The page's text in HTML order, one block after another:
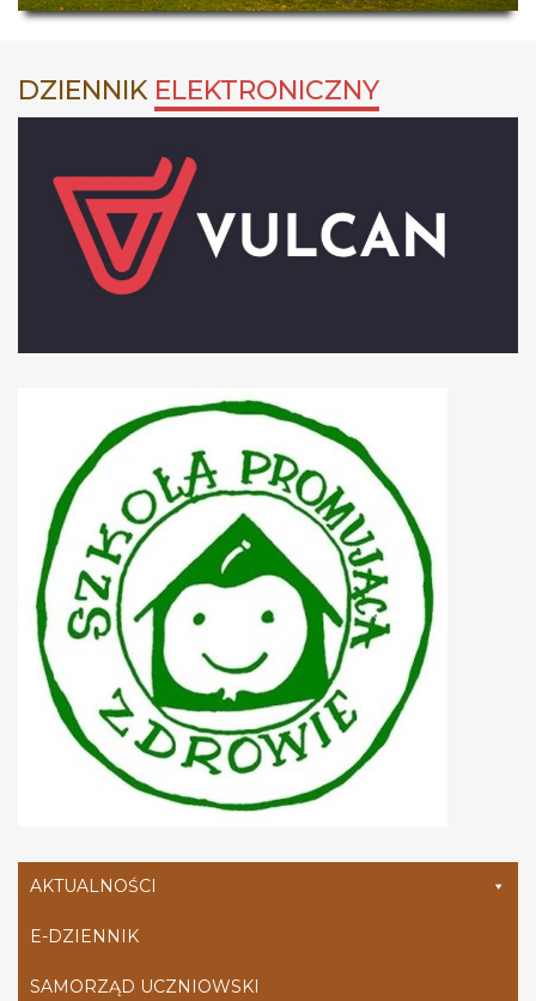
DZIENNIK ELEKTRONICZNY
AKTUALNOŚCI
E-DZIENNIK
SAMORZĄD UCZNIOWSKI